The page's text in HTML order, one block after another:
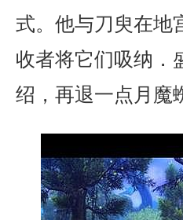
式。他与刀臾在地
收者将它们吸纳．
绍，再退一点月魔